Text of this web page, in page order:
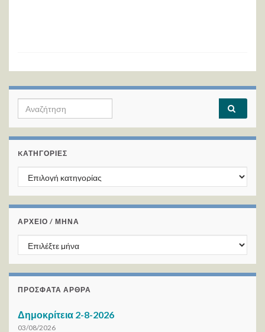
Search for:
KΑΤΗΓΟΡΊΕΣ
Kατηγορίες
ΑΡΧΕΙΟ / ΜΗΝΑ
ΑΡΧΕΙΟ / ΜΗΝΑ
ΠΡΌΣΦΑΤΑ ΆΡΘΡΑ
Δημοκρίτεια 2-8-2026
03/08/2026